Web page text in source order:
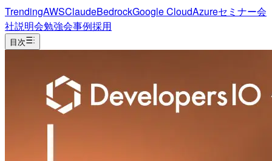
TrendingAWSClaudeBedrockGoogle CloudAzureセミナー会
社説明会勉強会事例採用
目次